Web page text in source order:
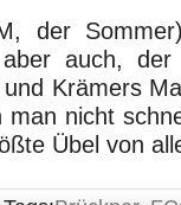
der
auch, der
Krämers
man nicht
Übel von